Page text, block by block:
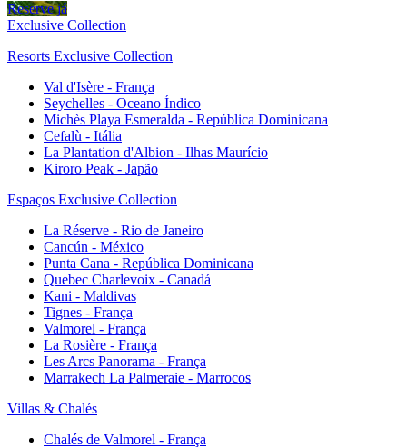
Reserve já
Exclusive Collection
Resorts Exclusive Collection
Val d'Isère - França
Seychelles - Oceano Índico
Michès Playa Esmeralda - República Dominicana
Cefalù - Itália
La Plantation d'Albion - Ilhas Maurício
Kiroro Peak - Japão
Espaços Exclusive Collection
La Réserve - Rio de Janeiro
Cancún - México
Punta Cana - República Dominicana
Quebec Charlevoix - Canadá
Kani - Maldivas
Tignes - França
Valmorel - França
La Rosière - França
Les Arcs Panorama - França
Marrakech La Palmeraie - Marrocos
Villas & Chalés
Chalés de Valmorel - França